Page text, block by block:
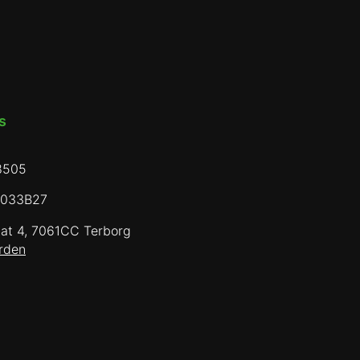
4, 7061CC Terborg